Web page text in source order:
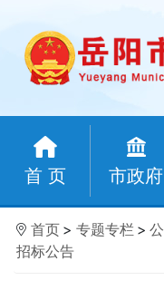
首 页 市政府
首页 > 专题专栏 >
招标公告